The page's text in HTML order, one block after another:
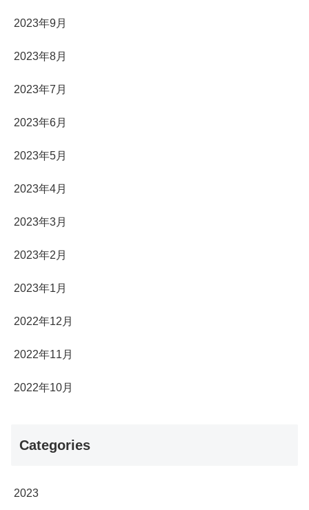
2023年9月
2023年8月
2023年7月
2023年6月
2023年5月
2023年4月
2023年3月
2023年2月
2023年1月
2022年12月
2022年11月
2022年10月
Categories
2023